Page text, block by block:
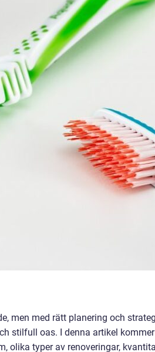
men med rätt planering och
stilfull oas. I denna artikel
olika typer av renoveringar,